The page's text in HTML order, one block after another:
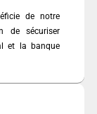
de notre
de sécuriser
et la banque